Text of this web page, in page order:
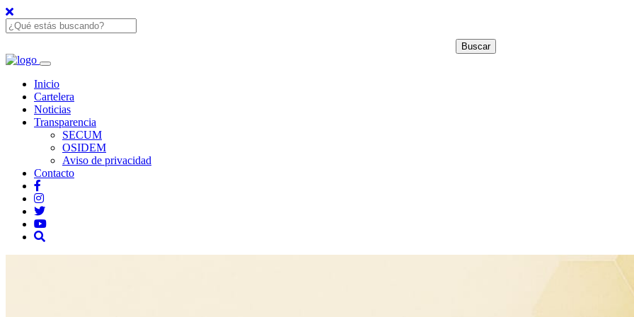
Inicio
Cartelera
Noticias
Transparencia
SECUM
OSIDEM
Aviso de privacidad
Contacto